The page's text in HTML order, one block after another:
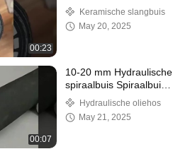
00:23
thermische schokken,
bestand tegen 1000°C.
Keramische slangbuis
May 20, 2025
00:07
10-20 mm Hydraulische
spiraalbuis Spiraalbuis
Spiraalbuis Spiraalbuis
Spiraalbuis Spiraalbuis
Spiraalbuis
Hydraulische oliehos
May 21, 2025